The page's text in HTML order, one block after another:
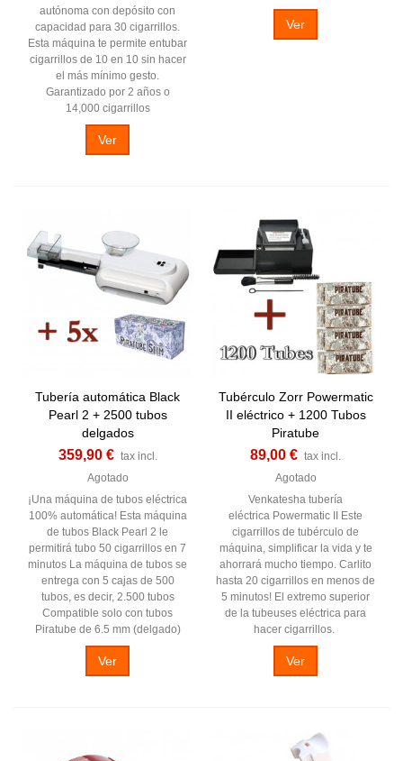
autónoma con depósito con
capacidad para 30 cigarrillos.
Esta máquina te permite entubar
cigarrillos de 10 en 10 sin hacer
el más mínimo gesto.
Garantizado por 2 años o
14,000 cigarrillos
Ver
Ver
Tubería automática Black
Pearl 2 + 2500 tubos
delgados
359,90 € tax incl.
Agotado
¡Una máquina de tubos eléctrica
100% automática! Esta máquina
de tubos Black Pearl 2 le
permitirá tubo 50 cigarrillos en 7
minutos La máquina de tubos se
entrega con 5 cajas de 500
tubos, es decir, 2.500 tubos
Compatible solo con tubos
Piratube de 6.5 mm (delgado)
Ver
Tubérculo Zorr Powermatic
II eléctrico + 1200 Tubos
Piratube
89,00 € tax incl.
Agotado
Venkatesha tubería
eléctrica Powermatic II Este
cigarrillos de tubérculo de
máquina, simplificar la vida y te
ahorrará mucho tiempo. Carlito
hasta 20 cigarrillos en menos de
5 minutos! El extremo superior
de la tubeuses eléctrica para
hacer cigarrillos.
Ver